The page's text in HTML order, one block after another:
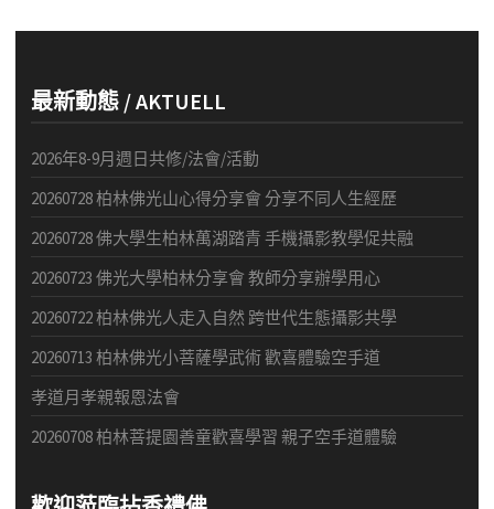
最新動態 / AKTUELL
2026年8-9月週日共修/法會/活動
20260728 柏林佛光山心得分享會 分享不同人生經歷
20260728 佛大學生柏林萬湖踏青 手機攝影教學促共融
20260723 佛光大學柏林分享會 教師分享辦學用心
20260722 柏林佛光人走入自然 跨世代生態攝影共學
20260713 柏林佛光小菩薩學武術 歡喜體驗空手道
孝道月孝親報恩法會
20260708 柏林菩提園善童歡喜學習 親子空手道體驗